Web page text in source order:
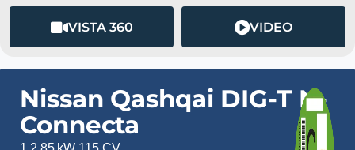
VISTA 360 VIDEO
Nissan Qashqai DIG-T N-
Connecta